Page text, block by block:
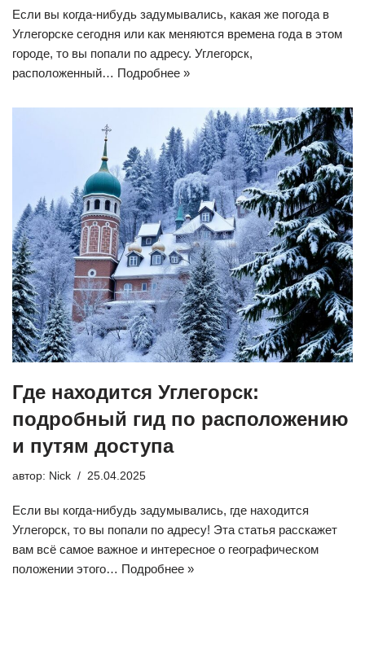
Если вы когда-нибудь задумывались, какая же погода в
Углегорске сегодня или как меняются времена года в этом
городе, то вы попали по адресу. Углегорск,
расположенный… Подробнее »
Где находится Углегорск:
подробный гид по расположению
и путям доступа
автор: Nick 25.04.2025
Если вы когда-нибудь задумывались, где находится
Углегорск, то вы попали по адресу! Эта статья расскажет
вам всё самое важное и интересное о географическом
положении этого… Подробнее »